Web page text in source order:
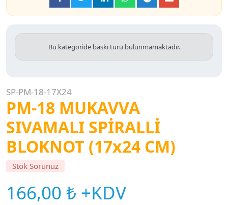
Bu kategoride baskı türü bulunmamaktadır.
SP-PM-18-17X24
PM-18 MUKAVVA
SIVAMALI SPİRALLİ
BLOKNOT (17x24 CM)
Stok Sorunuz
166,00 ₺ +KDV